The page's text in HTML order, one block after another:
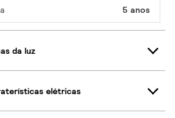
5 anos
da luz
elétricas